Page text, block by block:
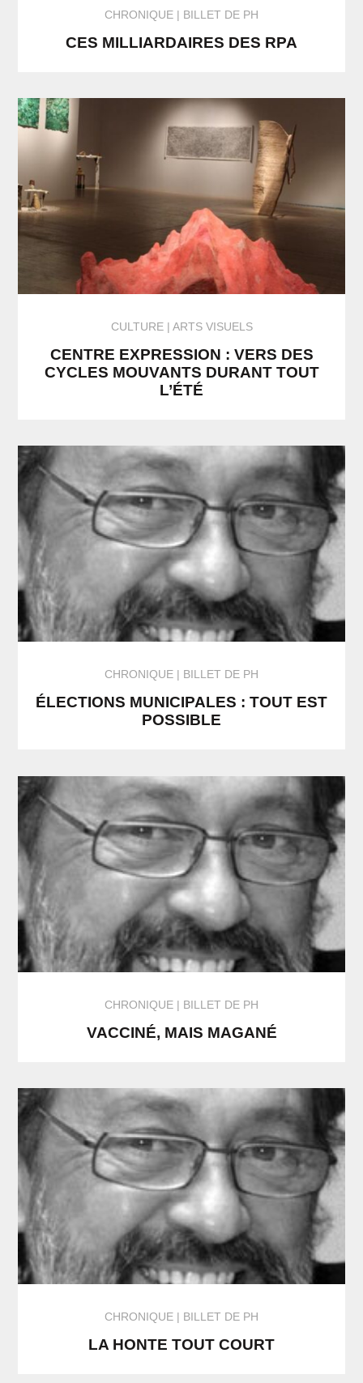
CHRONIQUE BILLET DE PH
CES MILLIARDAIRES DES RPA
CULTURE ARTS VISUELS
CENTRE EXPRESSION : VERS DES
CYCLES MOUVANTS DURANT TOUT
L’ÉTÉ
CHRONIQUE BILLET DE PH
ÉLECTIONS MUNICIPALES : TOUT EST
POSSIBLE
CHRONIQUE BILLET DE PH
VACCINÉ, MAIS MAGANÉ
CHRONIQUE BILLET DE PH
LA HONTE TOUT COURT